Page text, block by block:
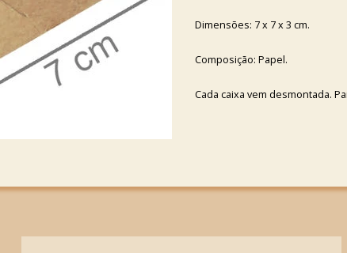
Dimensões: 7 x 7 x 3 cm.
Composição: Papel.
Cada caixa vem desmontada.